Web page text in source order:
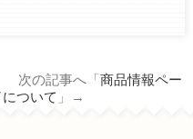
の記事へ「商品情報ペー
ついて 」→